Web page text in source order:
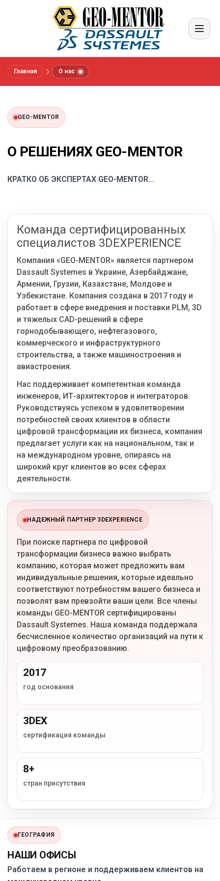
Меню
Вендоры
Блог
Язык
EN UA RU DE IT
Связаться
Главная О нас
GEO-MENTOR
О РЕШЕНИЯХ GEO-MENTOR
КРАТКО ОБ ЭКСПЕРТАХ GEO-MENTOR…
Команда сертифицированных
специалистов 3DEXPERIENCE
Компания «GEO-MENTOR» является партнером
Dassault Systemes в Украине, Азербайджане,
Армении, Грузии, Казахстане, Молдове и
Узбекистане. Компания создана в 2017 году и
работает в сфере внедрения и поставки PLM, 3D
и тяжелых CAD-решений в сфере
горнодобывающего, нефтегазового,
коммерческого и инфраструктурного
строительства, а также машиностроения и
авиастроения.
Нас поддерживает компетентная команда
инженеров, ИТ-архитекторов и интеграторов.
Руководствуясь успехом в удовлетворении
потребностей своих клиентов в области
цифровой трансформации их бизнеса, компания
предлагает услуги как на национальном, так и
на международном уровне, опираясь на
широкий круг клиентов во всех сферах
деятельности.
НАДЕЖНЫЙ ПАРТНЕР 3DEXPERIENCE
При поиске партнера по цифровой
трансформации бизнеса важно выбрать
компанию, которая может предложить вам
индивидуальные решения, которые идеально
соответствуют потребностям вашего бизнеса и
позволят вам превзойти ваши цели. Все члены
команды GEO-MENTOR сертифицированы
Dassault Systemes. Наша команда поддержала
бесчисленное количество организаций на пути к
цифровому преобразованию.
2017
год основания
3DEX
сертификация команды
8+
стран присутствия
ГЕОГРАФИЯ
НАШИ ОФИСЫ
Работаем в регионе и поддерживаем клиентов на